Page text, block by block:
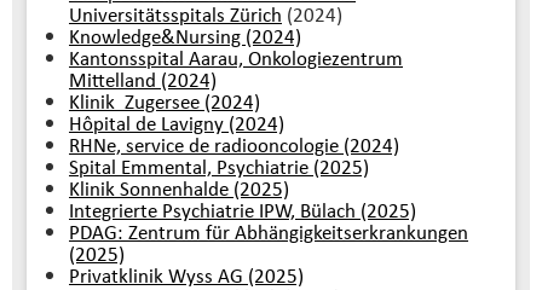
Universitätsspitals Zürich (2024)
Knowledge&Nursing (2024)
Kantonsspital Aarau, Onkologiezentrum
Mittelland (2024)
Klinik Zugersee (2024)
Hôpital de Lavigny (2024)
RHNe, service de radiooncologie (2024)
Spital Emmental, Psychiatrie (2025)
Klinik Sonnenhalde (2025)
Integrierte Psychiatrie IPW, Bülach (2025)
PDAG: Zentrum für Abhängigkeitserkrankungen
(2025)
Privatklinik Wyss AG (2025)